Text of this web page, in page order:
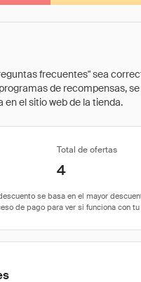
frecuentes" sea
de recompensas,
el sitio web de la tienda.
Total de ofertas
4